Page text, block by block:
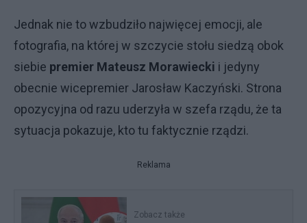
Jednak nie to wzbudziło najwięcej emocji, ale
fotografia, na której w szczycie stołu siedzą obok
siebie premier Mateusz Morawiecki i jedyny
obecnie wicepremier Jarosław Kaczyński. Strona
opozycyjna od razu uderzyła w szefa rządu, że ta
sytuacja pokazuje, kto tu faktycznie rządzi.
Reklama
Zobacz także